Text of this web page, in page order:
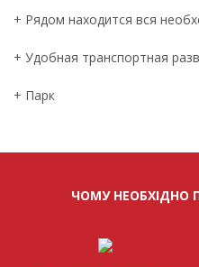
+ Рядом находится вся
+ Удобная транспортная
+ Парк
ЧОМУ НЕОБХІДНО